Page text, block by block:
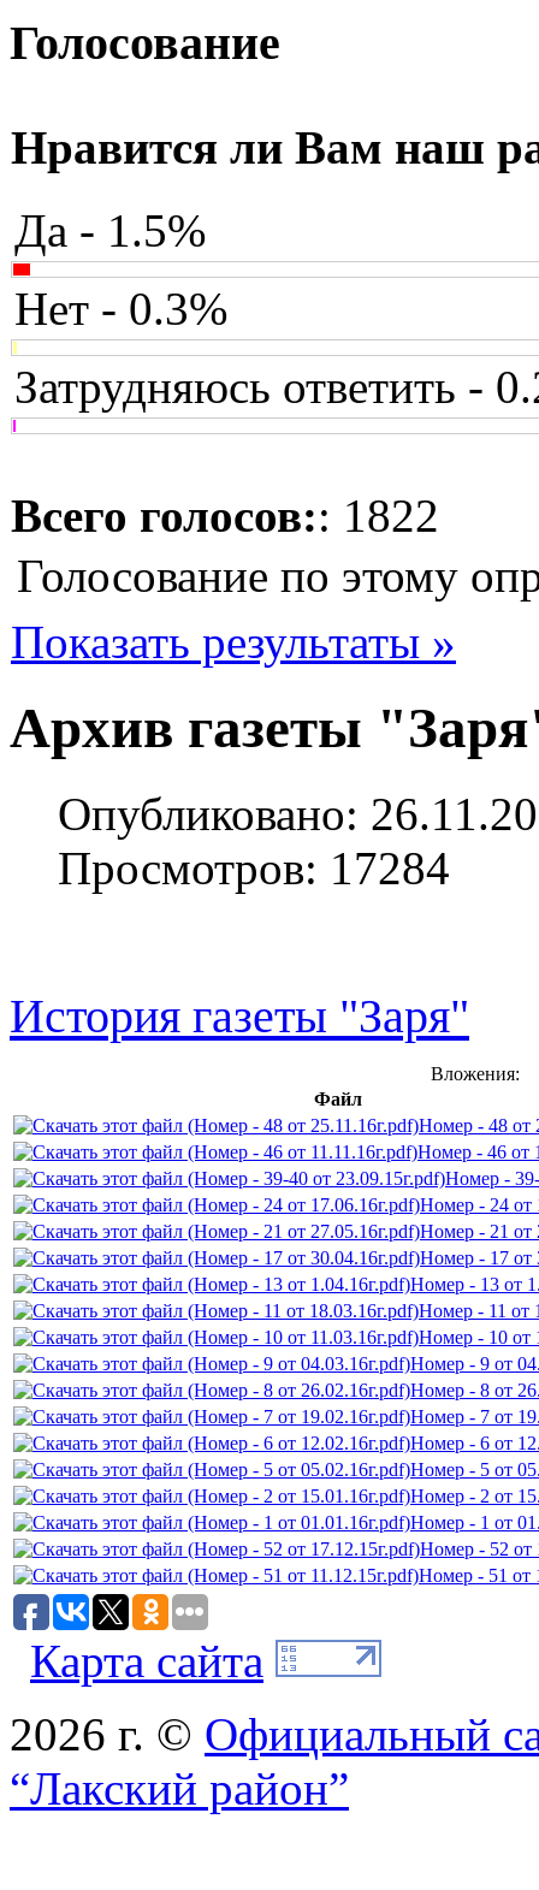
Голосование
Нравится ли Вам наш
Да - 1.5%
Нет - 0.3%
Затрудняюсь ответить -
Всего голосов:: 1822
Голосование по этому
Показать результаты »
Архив газеты
Опубликовано:
Просмотров: 17284
История газеты "Заря"
Вложения:
Файл
Номер - 48 от
Номер - 46 от
Номер -
Номер - 24 от
Номер - 21 от
Номер - 17 от
Номер - 13 от
Номер - 11 от
Номер - 10 от
Номер - 9 от
Номер - 8 от
Номер - 7 от
Номер - 6 от
Номер - 5 от
Номер - 2 от
Номер - 1 от
Номер - 52 от
Номер - 51 от
Карта сайта
2026 г. © Официальный
“Лакский район”